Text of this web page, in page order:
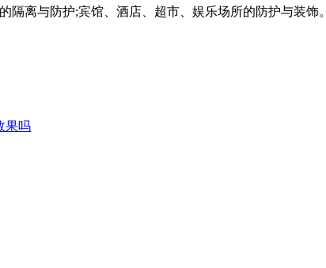
离与防护;宾馆、酒店、超市、娱乐场所的防护与装饰。
果吗